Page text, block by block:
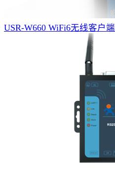
USR-W660 WiFi6无线客户端